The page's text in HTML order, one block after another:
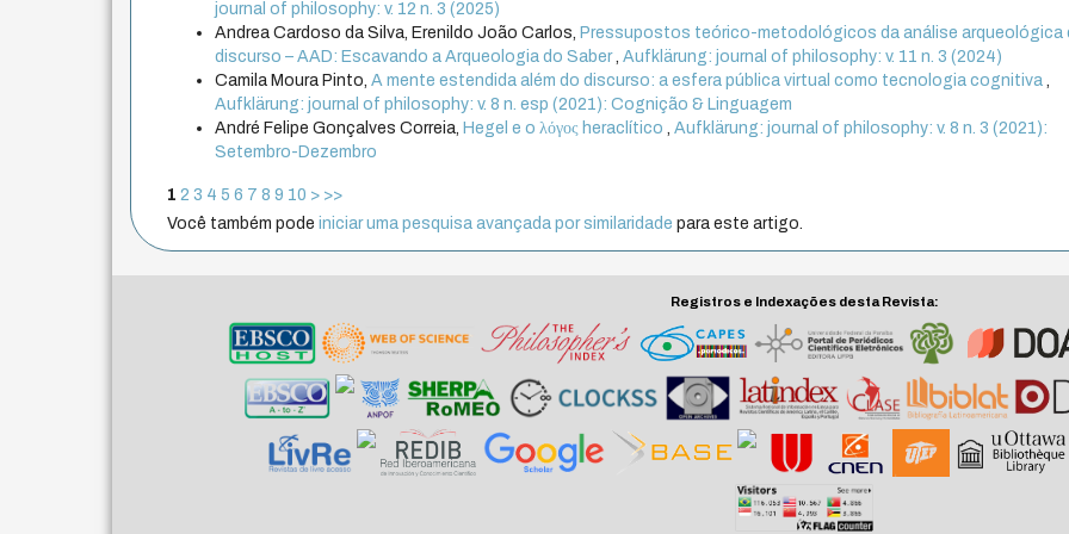
journal of philosophy: v. 12 n. 3 (2025)
Andrea Cardoso da Silva, Erenildo João Carlos, Pressupostos teórico-metodológicos da análise arqueológica
discurso – AAD: Escavando a Arqueologia do Saber ,Aufklärung: journal of philosophy: v. 11 n. 3 (2024)
Camila Moura Pinto,A mente estendida além do discurso: a esfera pública virtual como tecnologia cognitiva
Aufklärung: journal of philosophy: v. 8 n. esp (2021): Cognição & Linguagem
André Felipe Gonçalves Correia, Hegel e o λόγος heraclítico ,Aufklärung: journal of philosophy: v. 8 n. 3 (2021):
Setembro-Dezembro
1 2 3 4 5 6 7 8 9 10 > >>
Você também podeiniciar uma pesquisa avançada por similaridade para este artigo.
Registros e Indexações desta Revista: